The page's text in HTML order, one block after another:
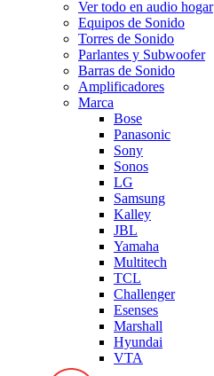
Ver todo en audio hogar
Equipos de Sonido
Torres de Sonido
Parlantes y Subwoofer
Barras de Sonido
Amplificadores
Marca
Bose
Panasonic
Sony
Sonos
LG
Samsung
Kalley
JBL
Yamaha
Multitech
TCL
Challenger
Esenses
Marshall
Hyundai
VTA